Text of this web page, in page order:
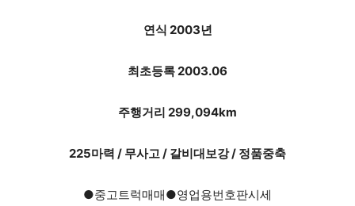
연식 2003년
최초등록 2003.06
주행거리 299,094km
225마력 / 무사고 / 갈비대보강 / 정품중축
●중고트럭매매●영업용번호판시세